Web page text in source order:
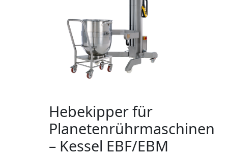
Hebekipper für
Planetenrührmaschinen
– Kessel EBF/EBM